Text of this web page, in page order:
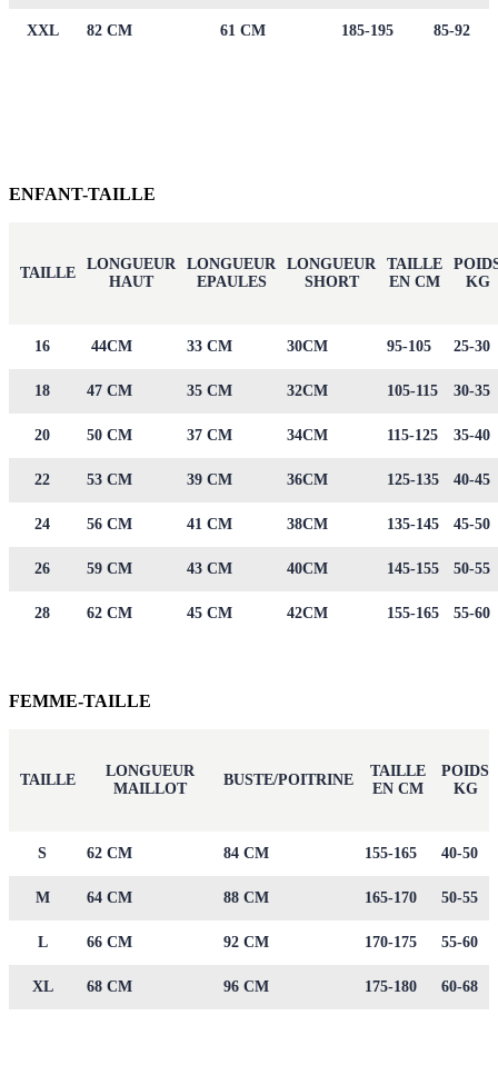
XXL 82 CM 61 CM 185-195 85-92
ENFANT-TAILLE
TAILLE
LONGUEUR
HAUT
LONGUEUR
EPAULES
LONGUEUR
SHORT
TAILLE
EN CM
KG
16 44CM 33 CM 30CM 95-105 25-30
18 47 CM 35 CM 32CM 105-115 30-35
20 50 CM 37 CM 34CM 115-125 35-40
22 53 CM 39 CM 36CM 125-135 40-45
24 56 CM 41 CM 38CM 135-145 45-50
26 59 CM 43 CM 40CM 145-155 50-55
28 62 CM 45 CM 42CM 155-165 55-60
FEMME-TAILLE
TAILLE
LONGUEUR
MAILLOT
BUSTE/POITRINE
TAILLE
EN CM
POIDS
KG
S 62 CM 84 CM 155-165 40-50
M 64 CM 88 CM 165-170 50-55
L 66 CM 92 CM 170-175 55-60
XL 68 CM 96 CM 175-180 60-68